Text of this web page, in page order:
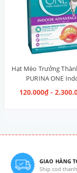
Hạt Mèo Trưởng
PURINA ONE
Advantage Salmon &
Cá Hồi & Cá
120.000₫ -
GIAO HÀNG
Ship cod